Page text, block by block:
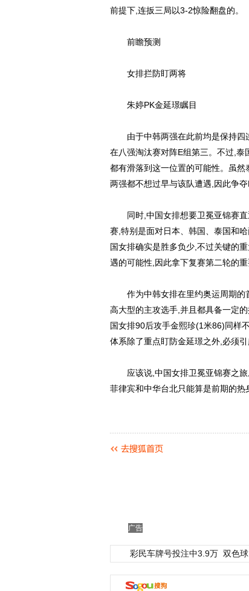
前提下,连扳三局以3-2惊险翻盘的。
前瞻预测
女排拦防盯两将
朱婷PK金延璟瞩目
由于中韩两强在此前均是保持四
在八强淘汰赛对阵E组第三。不过,
都有滑落到这一位置的可能性。虽
两强都不想过早与该队遭遇,因此争
同时,中国女排想要卫冕亚锦赛直
赛,特别是面对日本、韩国、泰国和
国女排确实是胜多负少,不过关键的
遇的可能性,因此拿下复赛第二轮的重
作为中韩女排在里约奥运周期的
高大型的主攻选手,并且都具备一定
国女排90后攻手金熙珍(1米86)同样
体系除了重点盯防金延璟之外,必须
应该说,中国女排卫冕亚锦赛之旅
菲律宾和中华台北只能算是前期的热
广告
彩民车牌号投注中3.9万 双色